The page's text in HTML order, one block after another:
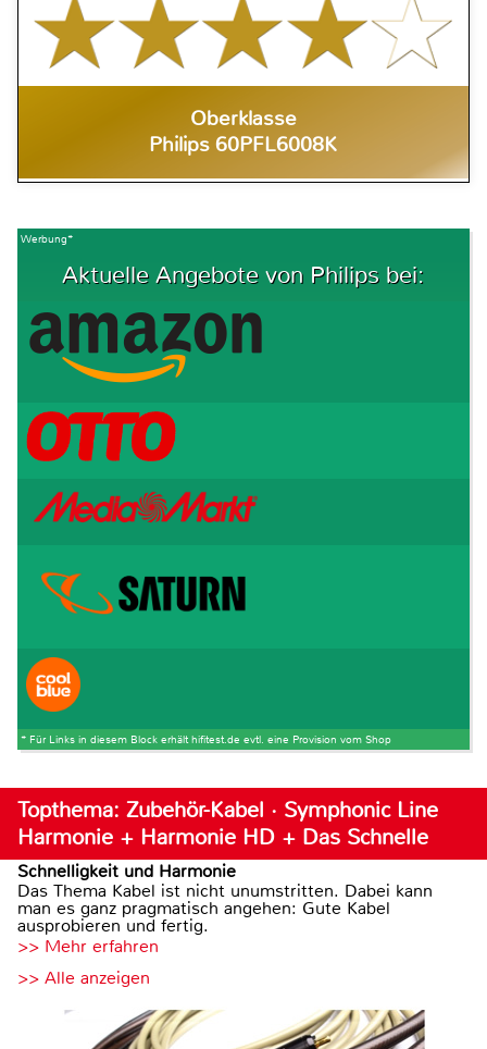
Oberklasse
Philips 60PFL6008K
Werbung*
Aktuelle Angebote von Philips bei:
* Für Links in diesem Block erhält hifitest.de evtl. eine Provision vom Shop
Topthema: Zubehör-Kabel · Symphonic Line
Harmonie + Harmonie HD + Das Schnelle
Schnelligkeit und Harmonie
Das Thema Kabel ist nicht unumstritten. Dabei kann
man es ganz pragmatisch angehen: Gute Kabel
ausprobieren und fertig.
>> Mehr erfahren
>> Alle anzeigen